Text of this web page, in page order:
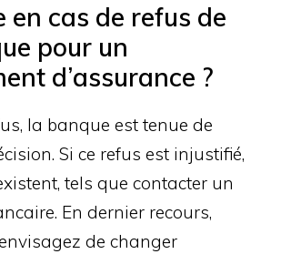
en cas de refus de
pour un
d’assurance ?
la banque est tenue de
Si ce refus est injustifié,
tels que contacter un
En dernier recours,
de changer